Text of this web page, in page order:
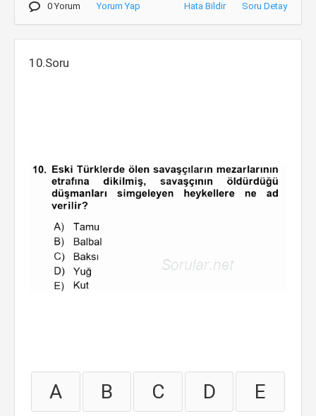
0 Yorum Yorum Yap Hata Bildir Soru Detay
10.Soru
A B C D E